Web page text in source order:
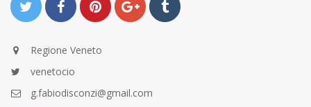
Regione Veneto
venetocio
g.fabiodisconzi@gmail.com